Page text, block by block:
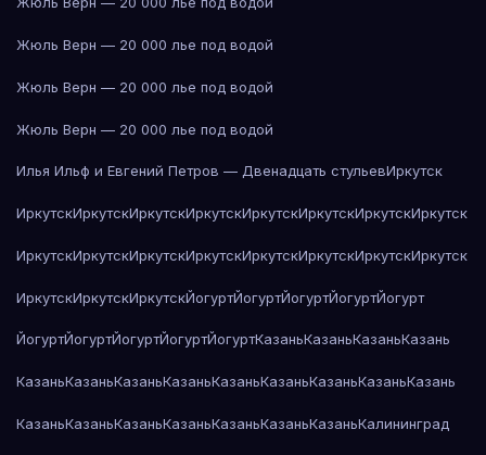
Жюль Верн — 20 000 лье под водой
Жюль Верн — 20 000 лье под водой
Жюль Верн — 20 000 лье под водой
Илья Ильф и Евгений Петров — Двенадцать стульевИркутск
ИркутскИркутскИркутскИркутскИркутскИркутскИркутскИркутск
ИркутскИркутскИркутскИркутскИркутскИркутскИркутскИркутск
ИркутскИркутскИркутскЙогуртЙогуртЙогуртЙогуртЙогурт
ЙогуртЙогуртЙогуртЙогуртЙогуртКазаньКазаньКазаньКазань
КазаньКазаньКазаньКазаньКазаньКазаньКазаньКазаньКазань
КазаньКазаньКазаньКазаньКазаньКазаньКазаньКалининград